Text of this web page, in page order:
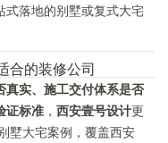
式落地的别墅或复式大宅
合的装修公司
真实、施工交付体系是否
证标准 ， 西安壹号设计更
墅大宅案例，覆盖西安